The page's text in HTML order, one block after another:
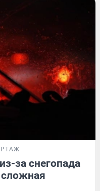
за снегопада
сложная